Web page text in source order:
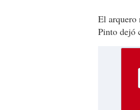
El arquero
Pinto dejó